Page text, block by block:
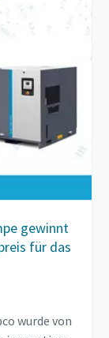
gewinnt
für das
wurde von